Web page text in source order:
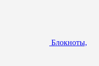
Блокноты,